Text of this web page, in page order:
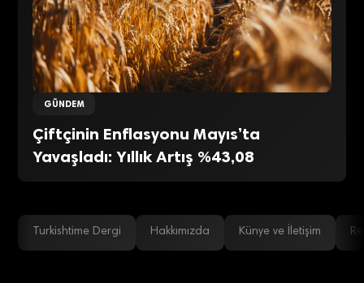
GÜNDEM
Çiftçinin Enflasyonu Mayıs’ta
Yavaşladı: Yıllık Artış %43,08
Turkishtime Dergi Hakkımızda Künye ve İletişim